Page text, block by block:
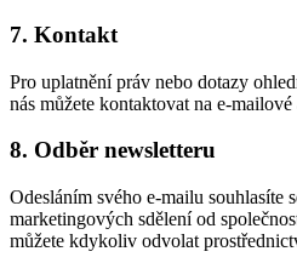
7. Kontakt
Pro uplatnění práv nebo dotazy
nás můžete kontaktovat na e-
8. Odběr newsletteru
Odesláním svého e-mailu souhlasíte
marketingových sdělení od
můžete kdykoliv odvolat